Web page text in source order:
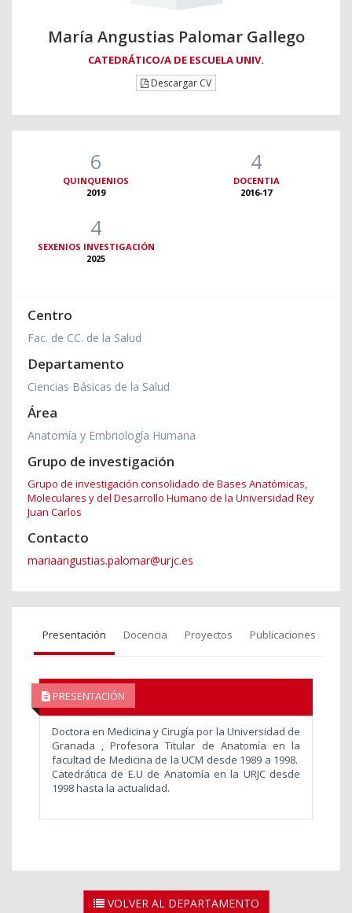
María Angustias Palomar Gallego
CATEDRÁTICO/A DE ESCUELA UNIV.
Descargar CV
6
QUINQUENIOS
2019
4
DOCENTIA
2016-17
4
SEXENIOS INVESTIGACIÓN
2025
Centro
Fac. de CC. de la Salud
Departamento
Ciencias Básicas de la Salud
Área
Anatomía y Embriología Humana
Grupo de investigación
Grupo de investigación consolidado de Bases Anatómicas,
Moleculares y del Desarrollo Humano de la Universidad Rey
Juan Carlos
Contacto
mariaangustias.palomar@urjc.es
Presentación Docencia Proyectos Publicaciones
PRESENTACIÓN
Doctora en Medicina y Cirugía por la Universidad de
Granada , Profesora Titular de Anatomía en la
facultad de Medicina de la UCM desde 1989 a 1998.
Catedrática de E.U de Anatomía en la URJC desde
1998 hasta la actualidad.
VOLVER AL DEPARTAMENTO